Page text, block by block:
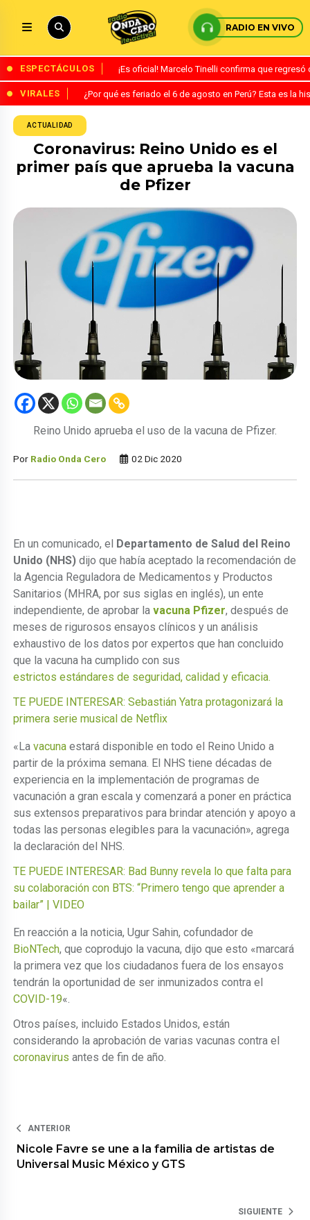
RADIO EN VIVO
ESPECTÁCULOS ¡Es oficial! Marcelo Tinelli confirma que
VIRALES ¿Por qué es feriado el 6 de agosto en Perú? Esta es la
ACTUALIDAD
Coronavirus: Reino Unido es el
primer país que aprueba la vacuna
de Pfizer
Reino Unido aprueba el uso de la vacuna de Pfizer.
Por Radio Onda Cero 02 Dic 2020
En un comunicado, el Departamento de Salud del Reino
Unido (NHS) dijo que había aceptado la recomendación de
la Agencia Reguladora de Medicamentos y Productos
Sanitarios (MHRA, por sus siglas en inglés), un ente
independiente, de aprobar lavacuna Pfizer, después de
meses de rigurosos ensayos clínicos y un análisis
exhaustivo de los datos por expertos que han concluido
que la vacuna ha cumplido con sus
estrictos estándares de seguridad, calidad y eficacia.
TE PUEDE INTERESAR: Sebastián Yatra protagonizará la
primera serie musical de Netflix
«Lavacuna estará disponible en todo el Reino Unido a
partir de la próxima semana. El NHS tiene décadas de
experiencia en la implementación de programas de
vacunación a gran escala y comenzará a poner en práctica
sus extensos preparativos para brindar atención y apoyo a
todas las personas elegibles para la vacunación», agrega
la declaración del NHS.
TE PUEDE INTERESAR: Bad Bunny revela lo que falta para
su colaboración con BTS: “Primero tengo que aprender a
bailar” | VIDEO
En reacción a la noticia, Ugur Sahin, cofundador de
BioNTech, que coprodujo la vacuna, dijo que esto «marcará
la primera vez que los ciudadanos fuera de los ensayos
tendrán la oportunidad de ser inmunizados contra el
COVID-19«.
Otros países, incluido Estados Unidos, están
considerando la aprobación de varias vacunas contra el
coronavirus antes de fin de año.
ANTERIOR
Nicole Favre se une a la familia de artistas de
Universal Music México y GTS
SIGUIENTE